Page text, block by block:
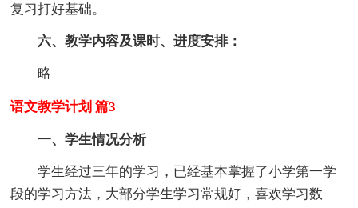
复习打好基础。
六、教学内容及课时、进度安排：
略
语文教学计划 篇3
一、学生情况分析
学生经过三年的学习，已经基本掌握了小学第一学
段的学习方法，大部分学生学习常规好，喜欢学习数